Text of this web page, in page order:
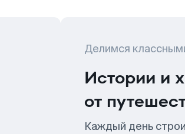
Делимся
Истории и
от
Каждый день